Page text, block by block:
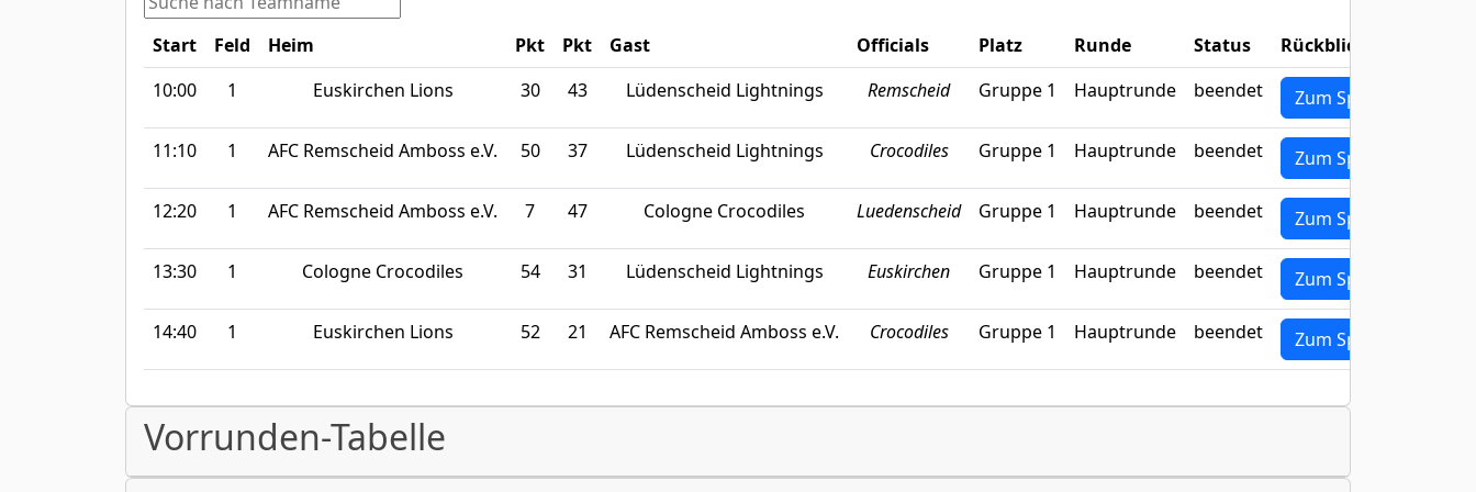
Start Feld Heim Pkt Pkt Gast Officials Platz Runde Status
Rückblick
10:00
1 Euskirchen Lions 30 43 Lüdenscheid Lightnings Remscheid Gruppe 1 Hauptrunde beendet Zum Spiel
11:10 1 AFC Remscheid Amboss e.V. 50 37 Lüdenscheid Lightnings Crocodiles Gruppe 1 Hauptrunde beendet Zum Spiel
12:20 1 AFC Remscheid Amboss e.V. 7 47 Cologne Crocodiles Luedenscheid Gruppe 1 Hauptrunde beendet Zum Spiel
13:30 1 Cologne Crocodiles 54 31 Lüdenscheid Lightnings Euskirchen Gruppe 1 Hauptrunde beendet Zum Spiel
14:40 1 Euskirchen Lions 52 21 AFC Remscheid Amboss e.V. Crocodiles Gruppe 1 Hauptrunde beendet Zum Spiel
Vorrunden-Tabelle